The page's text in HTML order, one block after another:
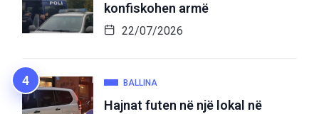
konfiskohen armë
22/07/2026
BALLINA
Hajnat futen në një lokal në